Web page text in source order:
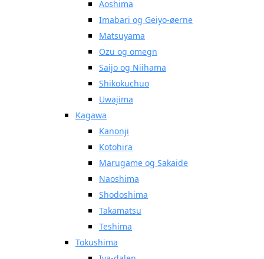
Aoshima
Imabari og Geiyo-øerne
Matsuyama
Ozu og omegn
Saijo og Niihama
Shikokuchuo
Uwajima
Kagawa
Kanonji
Kotohira
Marugame og Sakaide
Naoshima
Shodoshima
Takamatsu
Teshima
Tokushima